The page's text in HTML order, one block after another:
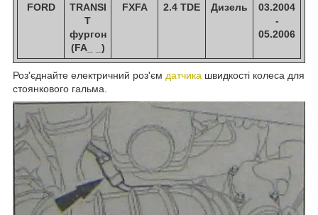
FORD
TRANSI
T
фургон
(FA_ _)
FXFA 2.4 TDE Дизель
03.2004
-
05.2006
Роз'єднайте електричний роз'єм датчика швидкості колеса для
стоянкового гальма.